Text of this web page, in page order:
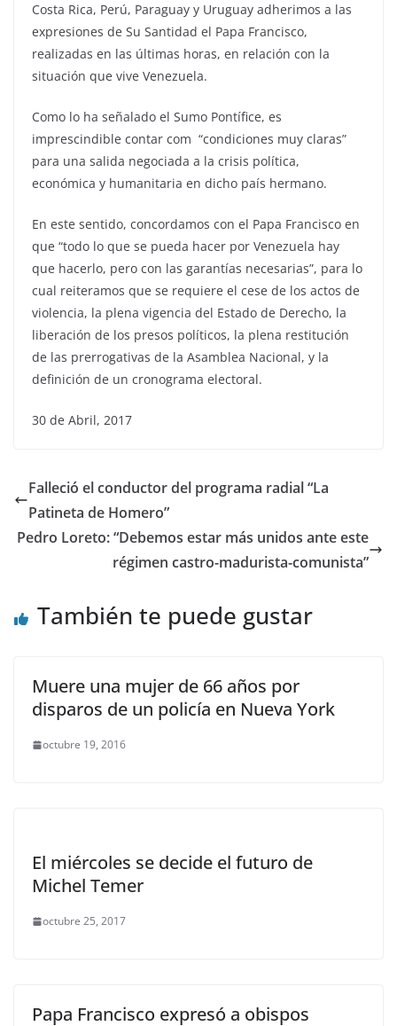
Costa Rica, Perú, Paraguay y Uruguay adherimos a las
expresiones de Su Santidad el Papa Francisco,
realizadas en las últimas horas, en relación con la
situación que vive Venezuela.
Como lo ha señalado el Sumo Pontífice, es
imprescindible contar com “condiciones muy claras”
para una salida negociada a la crisis política,
económica y humanitaria en dicho país hermano.
En este sentido, concordamos con el Papa Francisco en
que “todo lo que se pueda hacer por Venezuela hay
que hacerlo, pero con las garantías necesarias”, para lo
cual reiteramos que se requiere el cese de los actos de
violencia, la plena vigencia del Estado de Derecho, la
liberación de los presos políticos, la plena restitución
de las prerrogativas de la Asamblea Nacional, y la
definición de un cronograma electoral.
30 de Abril, 2017
Falleció el conductor del programa radial “La
Patineta de Homero”
Pedro Loreto: “Debemos estar más unidos ante este
régimen castro-madurista-comunista”
También te puede gustar
Muere una mujer de 66 años por
disparos de un policía en Nueva York
octubre 19, 2016
El miércoles se decide el futuro de
Michel Temer
octubre 25, 2017
Papa Francisco expresó a obispos